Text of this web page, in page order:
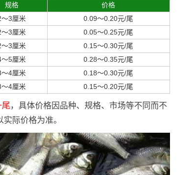
规格
价格
～3厘米
0.09～0.20元/尾
～3厘米
0.05～0.25元/尾
～3厘米
0.15～0.30元/尾
～5厘米
0.28～0.35元/尾
～4厘米
0.18～0.30元/尾
～4厘米 0.15～0.20元/尾
，具体价格因品种、规格、市场等不同而不
际价格为准。